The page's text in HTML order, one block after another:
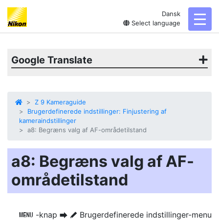
Dansk
Select language
Google Translate
Z 9 Kameraguide
Brugerdefinerede indstillinger: Finjustering af
kameraindstillinger
a8: Begræns valg af AF-områdetilstand
a8: Begræns valg af AF-
områdetilstand
G -knap U A Brugerdefinerede indstillinger-menu